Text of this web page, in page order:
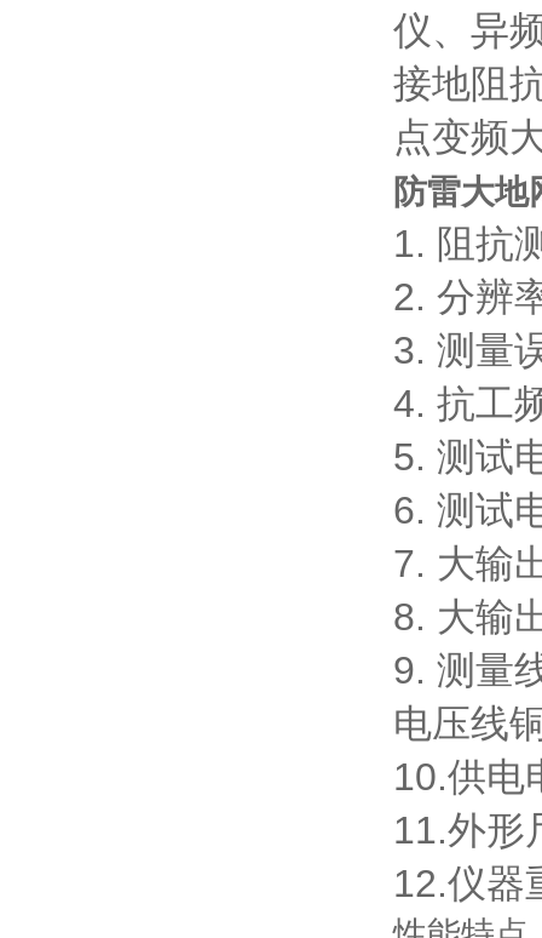
仪、异
接地阻
点变频
防雷大
1. 阻抗
2. 分辨
3. 测量
4. 抗工
5. 测试
6. 测试
7. 大输
8. 大输
9. 测量
电压线
10.供电
11.外形
12.仪器